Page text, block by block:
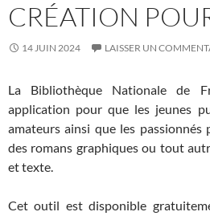
CRÉATION
14 JUIN 2024 LAISSER UN
La Bibliothèque Nationale de
application pour que les jeunes
amateurs ainsi que les passionnés
des romans graphiques ou tout
et texte.
Cet outil est disponible